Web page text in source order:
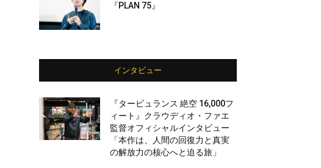
『PLAN 75』
インタビュー
『タービュランス 絶空 16,000フ
ィート』クラウディオ・ファエ
監督オフィシャルインタビュー
「本作は、人間の回復力と真実
の解放力の核心へと迫る旅」